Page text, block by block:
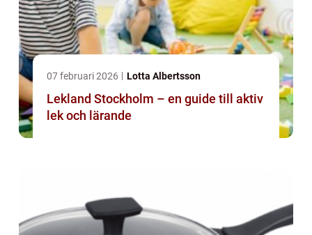
07 februari 2026 Lotta Albertsson
Lekland Stockholm – en guide till aktiv
lek och lärande